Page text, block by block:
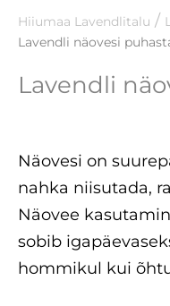
Hiiumaa Lavendlitalu /
Lavendli näovesi
Lavendli
Näovesi on
nahka niisutada,
Näovee
sobib
hommikul kui